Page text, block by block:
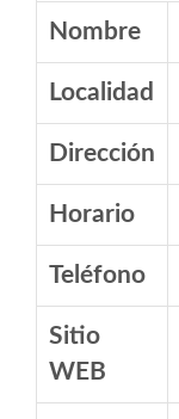
Nombre
Localidad
Dirección
Horario
Teléfono
Sitio
WEB